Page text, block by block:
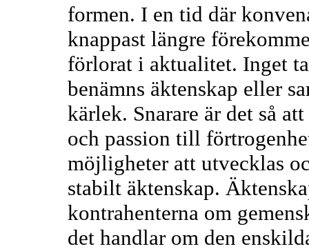
formen. I en tid där
knappast längre
förlorat i aktualitet. Inget
benämns äktenskap eller
kärlek. Snarare är det så
och passion till
möjligheter att utvecklas
stabilt äktenskap.
kontrahenterna om
det handlar om den